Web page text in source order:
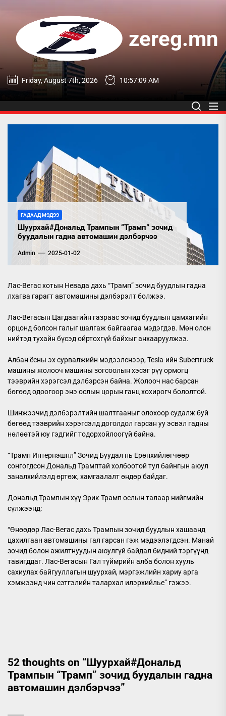
content
zereg.mn
zereg.mn
Friday, August 7th, 2026 10:57:10 AM
ГАДААД МЭДЭЭ
Шуурхай#Дональд Трампын “Трамп” зочид
буудалын гадна автомашин дэлбэрчээ
Admin 2025-01-02
Лас-Вегас хотын Невада дахь “Трамп” зочид буудлын гадна
лхагва гарагт автомашины дэлбэрэлт болжээ.
Лас-Вегасын Цагдаагийн газраас зочид буудлын цамхагийн
орцонд болсон галыг шалгаж байгаагаа мэдэгдэв. Мөн олон
нийтэд тухайн бүсэд ойртохгүй байхыг анхааруулжээ.
Албан ёсны эх сурвалжийн мэдээлснээр, Tesla-ийн Subertruck
машины жолооч машины зогсоолын хэсэг рүү ормогц
тээврийн хэрэгсэл дэлбэрсэн байна. Жолооч нас барсан
бөгөөд одоогоор энэ ослын цорын ганц хохирогч бололтой.
Шинжээчид дэлбэрэлтийн шалтгааныг олохоор судалж буй
бөгөөд тээврийн хэрэгсэлд доголдол гарсан уу эсвэл гадны
нөлөөтэй юу гэдгийг тодорхойлоогүй байна.
“Трамп Интернэшнл” Зочид Буудал нь Ерөнхийлөгчөөр
сонгогдсон Дональд Трамптай холбоотой тул байнгын аюул
заналхийлэлд өртөж, хамгаалалт өндөр байдаг.
Дональд Трампын хүү Эрик Трамп ослын талаар нийгмийн
сүлжээнд:
“Өнөөдөр Лас-Вегас дахь Трампын зочид буудлын хашаанд
цахилгаан автомашины гал гарсан гэж мэдээлэгдсэн. Манай
зочид болон ажилтнуудын аюулгүй байдал бидний тэргүүнд
тавигддаг. Лас-Вегасын Гал түймрийн алба болон хууль
сахиулах байгууллагын шуурхай, мэргэжлийн хариу арга
хэмжээнд чин сэтгэлийн талархал илэрхийлье” гэжээ.
52 thoughts on “Шуурхай#Дональд
Трампын “Трамп” зочид буудалын гадна
автомашин дэлбэрчээ”